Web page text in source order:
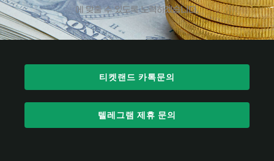
에 맞출 수 있도록 노력하겠습니다.
티켓랜드 카톡문의
텔레그램 제휴 문의